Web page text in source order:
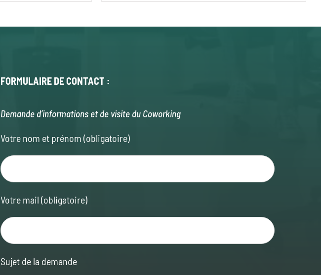
FORMULAIRE DE CONTACT :
Demande d’informations et de visite du Coworking
Votre nom et prénom (obligatoire)
Votre mail (obligatoire)
Sujet de la demande